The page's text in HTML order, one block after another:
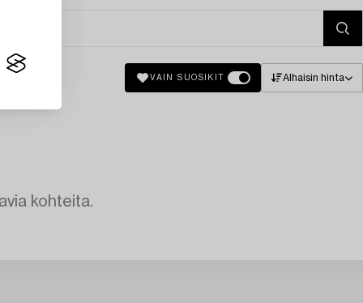
VAIN SUOSIKIT Alhaisin hinta
kohteita.